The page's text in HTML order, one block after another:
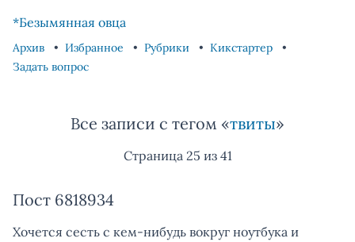
*Безымянная овца
Архив Избранное Рубрики
Кикстартер
Задать вопрос
Все записи с тегом «твиты»
Страница 25 из 41
Пост 6818934
Хочется сесть с кем-нибудь вокруг ноутбука и